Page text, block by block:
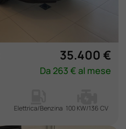
35.400 €
Da 263 € al mese
Elettrica/Benzina 100 KW/136 CV